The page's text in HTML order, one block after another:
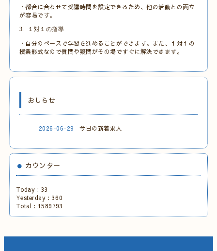
・都合に合わせて受講時間を設定できるため、他の活動との両立
が容易です。
3. １対１の指導
・自分のペースで学習を進めることができます。また、１対１の
授業形式なので質問や疑問がその場ですぐに解決できます。
おしらせ
2026-06-29 今日の新着求人
カウンター
Today : 33
Yesterday : 360
Total : 1589793